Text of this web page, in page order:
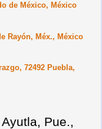
de México, México
Rayón, Méx., México
72492 Puebla,
Pue.,